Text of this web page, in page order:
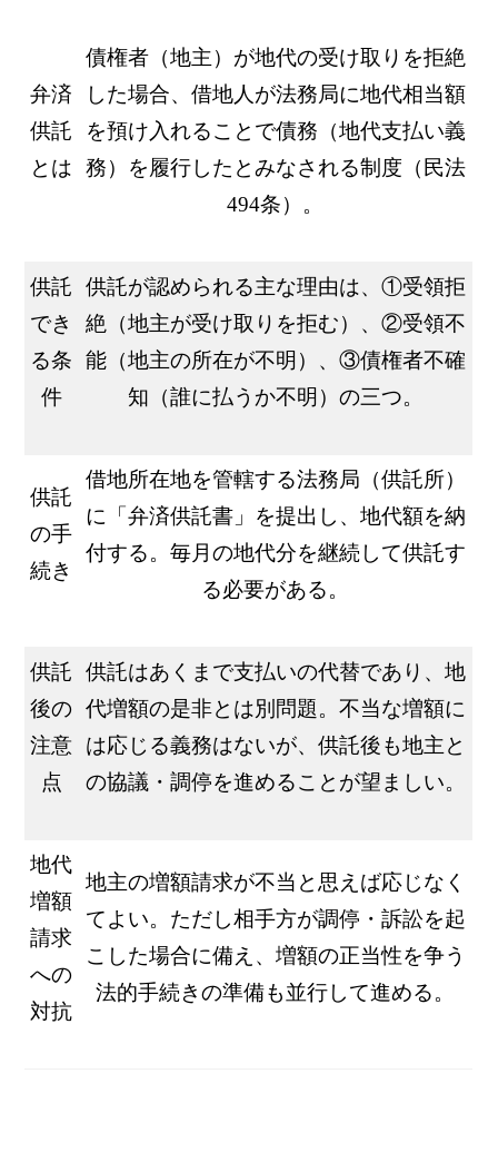
弁済
供託
とは
債権者（地主）が地代の受け取りを拒絶
した場合、借地人が法務局に地代相当額
を預け入れることで債務（地代支払い義
務）を履行したとみなされる制度（民法
494条）。
供託
でき
る条
件
供託が認められる主な理由は、①受領拒
絶（地主が受け取りを拒む）、②受領不
能（地主の所在が不明）、③債権者不確
知（誰に払うか不明）の三つ。
供託
の手
続き
借地所在地を管轄する法務局（供託所）
に「弁済供託書」を提出し、地代額を納
付する。毎月の地代分を継続して供託す
る必要がある。
供託
後の
注意
点
供託はあくまで支払いの代替であり、地
代増額の是非とは別問題。不当な増額に
は応じる義務はないが、供託後も地主と
の協議・調停を進めることが望ましい。
地代
増額
請求
への
対抗
地主の増額請求が不当と思えば応じなく
てよい。ただし相手方が調停・訴訟を起
こした場合に備え、増額の正当性を争う
法的手続きの準備も並行して進める。